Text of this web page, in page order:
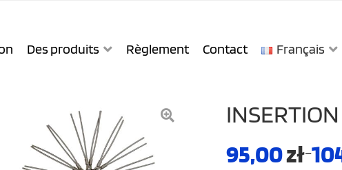
Des produits Règlement Contact Français
95,00zł–